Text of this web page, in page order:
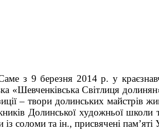
з 9 березня 2014 р. у
«Шевченківська Світлиця
– твори долинських майстрів
Долинської художньої школи
із соломи та ін., присвячені пам’яті